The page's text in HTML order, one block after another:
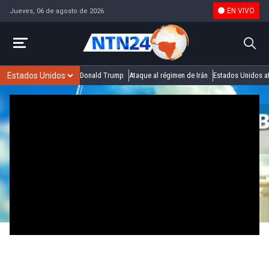
Jueves, 06 de agosto de 2026 EN VIVO
Donald Trump Ataque al régimen de Irán Estados Unidos